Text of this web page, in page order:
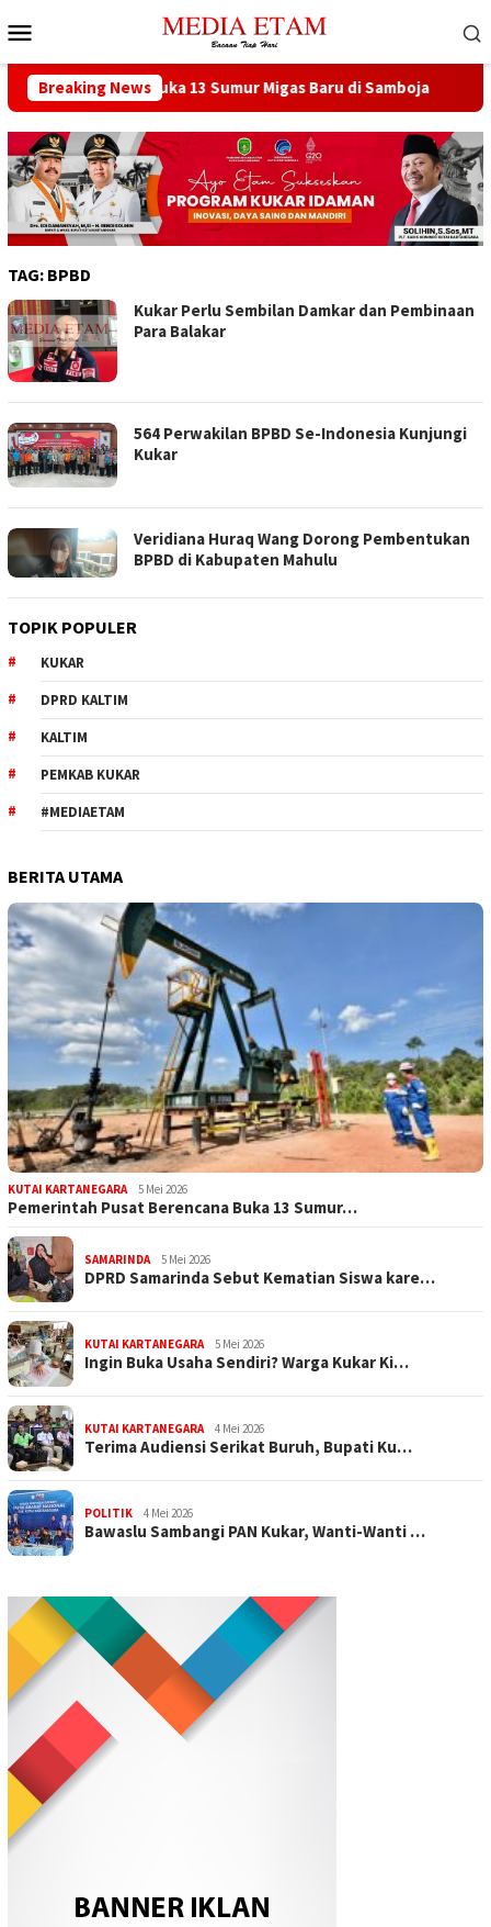
ke
Mobile
Breaking News
Berencana Buka 13 Sumur Migas Baru di Samboja
TAG: BPBD
Kukar Perlu Sembilan Damkar dan Pembinaan
Para Balakar
564 Perwakilan BPBD Se-Indonesia Kunjungi
Kukar
Veridiana Huraq Wang Dorong Pembentukan
BPBD di Kabupaten Mahulu
TOPIK POPULER
KUKAR
DPRD KALTIM
KALTIM
PEMKAB KUKAR
#MEDIAETAM
BERITA UTAMA
KUTAI KARTANEGARA 5 Mei 2026
Pemerintah Pusat Berencana Buka 13 Sumur…
SAMARINDA 5 Mei 2026
DPRD Samarinda Sebut Kematian Siswa kare…
KUTAI KARTANEGARA 5 Mei 2026
Ingin Buka Usaha Sendiri? Warga Kukar Ki…
KUTAI KARTANEGARA 4 Mei 2026
Terima Audiensi Serikat Buruh, Bupati Ku…
POLITIK 4 Mei 2026
Bawaslu Sambangi PAN Kukar, Wanti-Wanti …